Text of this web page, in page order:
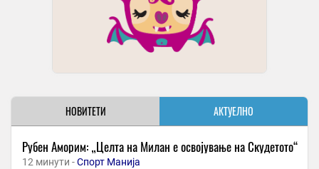
НОВИТЕТИ АКТУЕЛНО
Рубен Аморим: „Целта на Милан е освојување на Скудетото“
12 минути -Спорт Манија